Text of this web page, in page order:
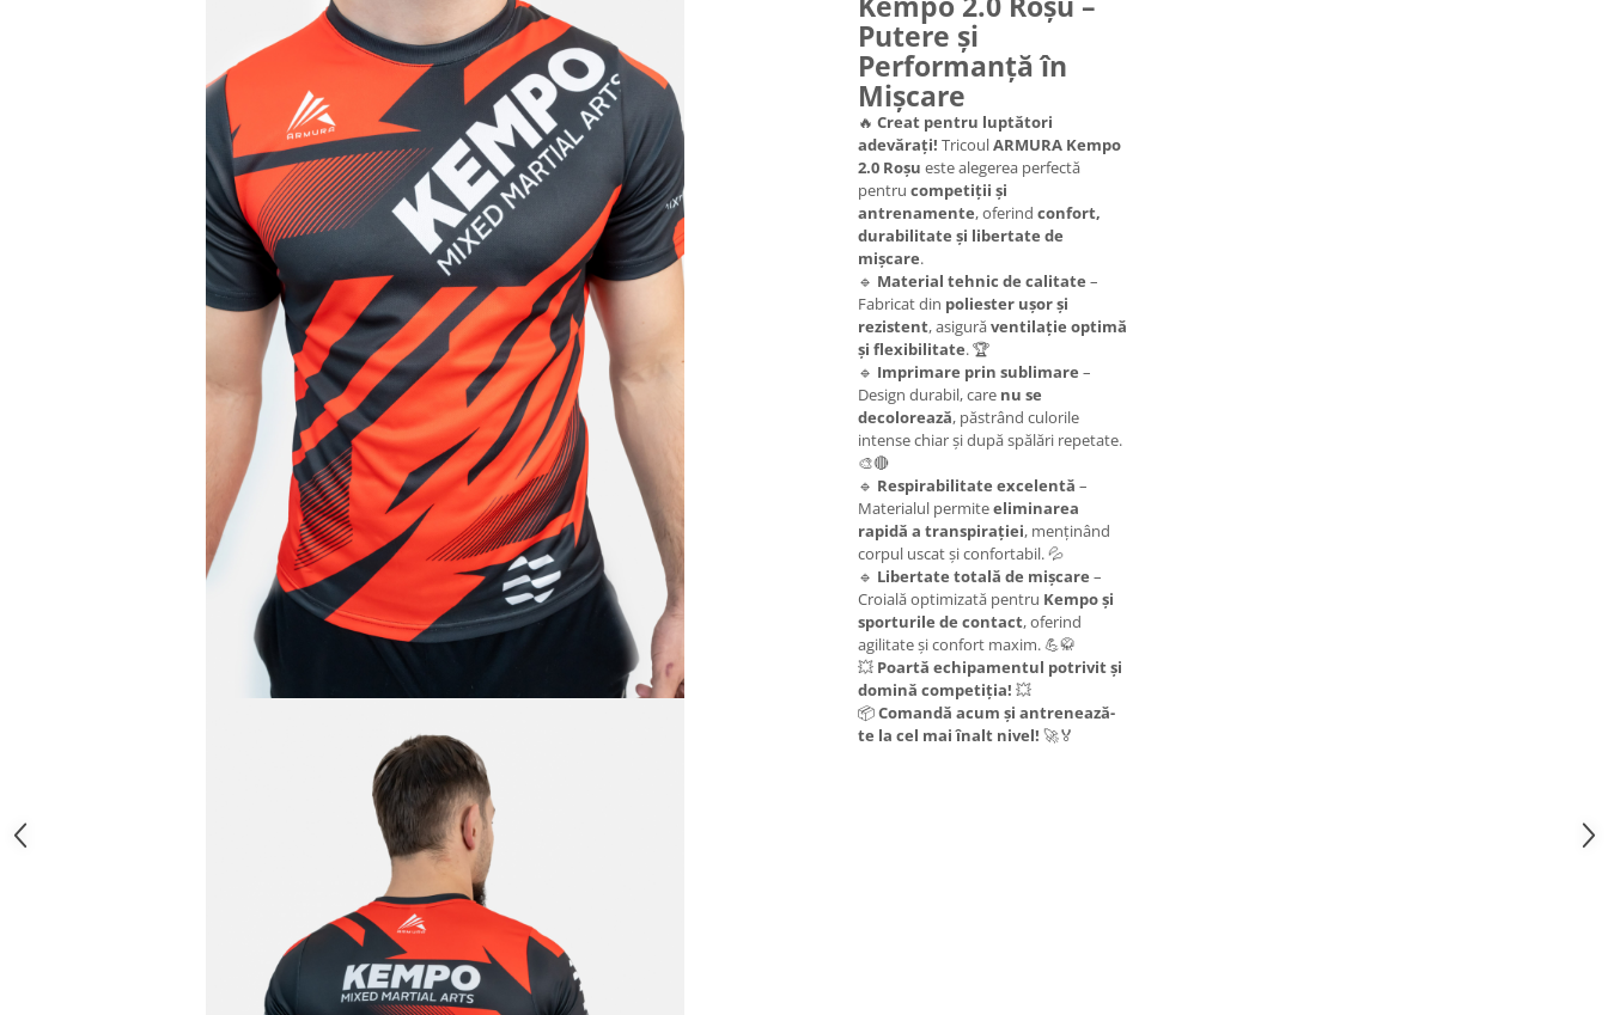
Putere și
Performanță în
Mișcare
🔥 Creat pentru luptători
adevărați! TricoulARMURA Kempo
2.0 Roșu este alegerea perfectă
pentru competiții și
antrenamente, oferind confort,
durabilitate și libertate de
mișcare.
🔹 Material tehnic de calitate –
Fabricat din poliester ușor și
rezistent, asigurăventilație optimă
și flexibilitate. 🏆
🔹 Imprimare prin sublimare –
Design durabil, care nu se
decolorează, păstrând culorile
intense chiar și după spălări repetate.
🎨🔴
🔹 Respirabilitate excelentă –
Materialul permiteeliminarea
rapidă a transpirației, menținând
corpul uscat și confortabil. 💦
🔹 Libertate totală de mișcare –
Croială optimizată pentru Kempo și
sporturile de contact, oferind
agilitate și confort maxim. 💪🥋
💥 Poartă echipamentul potrivit și
domină competiția! 💥
📦Comandă acum și antrenează-
te la cel mai înalt nivel! 🚀🏅